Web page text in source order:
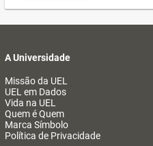
A Universidade
Missão da UEL
UEL em Dados
Vida na UEL
Quem é Quem
Marca Símbolo
Política de Privacidade